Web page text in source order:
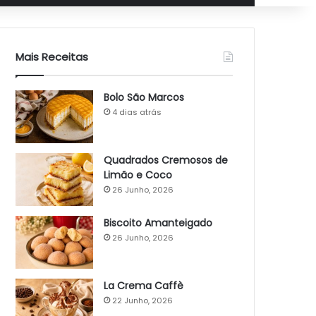
Mais Receitas
Bolo São Marcos
4 dias atrás
Quadrados Cremosos de
Limão e Coco
26 Junho, 2026
Biscoito Amanteigado
26 Junho, 2026
La Crema Caffè
22 Junho, 2026